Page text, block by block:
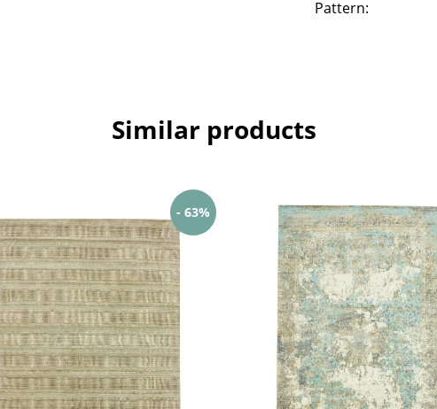
Pattern:
Similar products
- 63%